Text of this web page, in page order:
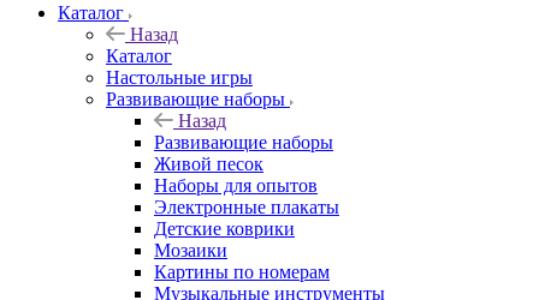
Каталог
Назад
Каталог
Настольные игры
Развивающие наборы
Назад
Развивающие наборы
Живой песок
Наборы для опытов
Электронные плакаты
Детские коврики
Мозаики
Картины по номерам
Музыкальные инструменты